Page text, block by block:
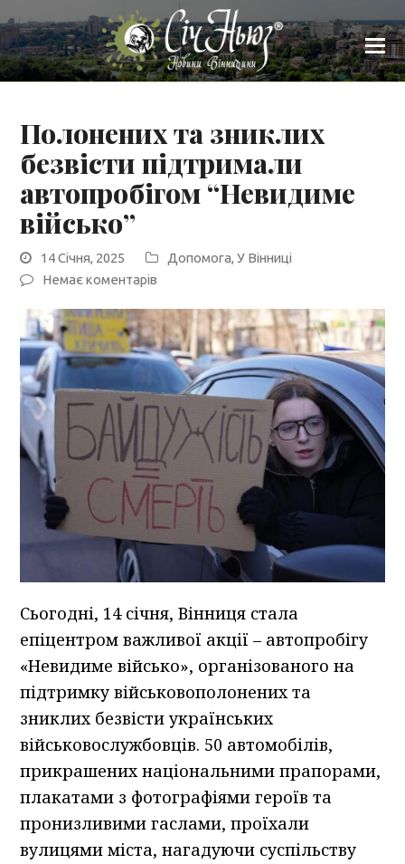
Полонених та зниклих
безвісти підтримали
автопробігом “Невидиме
військо”
14 Січня, 2025 Допомога,У Вінниці
Немає коментарів
Сьогодні, 14 січня, Вінниця стала
епіцентром важливої акції – автопробігу
«Невидиме військо», організованого на
підтримку військовополонених та
зниклих безвісти українських
військовослужбовців. 50 автомобілів,
прикрашених національними прапорами,
плакатами з фотографіями героїв та
пронизливими гаслами, проїхали
вулицями міста, нагадуючи суспільству